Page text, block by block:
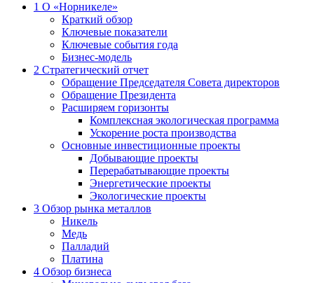
1 О «Норникеле»
Краткий обзор
Ключевые показатели
Ключевые события года
Бизнес-модель
2 Стратегический отчет
Обращение Председателя Совета директоров
Обращение Президента
Расширяем горизонты
Комплексная экологическая программа
Ускорение роста производства
Основные инвестиционные проекты
Добывающие проекты
Перерабатывающие проекты
Энергетические проекты
Экологические проекты
3 Обзор рынка металлов
Никель
Медь
Палладий
Платина
4 Обзор бизнеса